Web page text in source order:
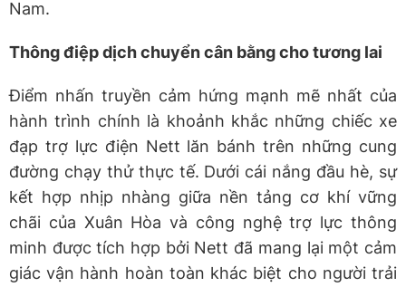
Nam.
Thông điệp dịch chuyển cân bằng cho tương lai
Điểm nhấn truyền cảm hứng mạnh mẽ nhất của
hành trình chính là khoảnh khắc những chiếc xe
đạp trợ lực điện Nett lăn bánh trên những cung
đường chạy thử thực tế. Dưới cái nắng đầu hè, sự
kết hợp nhịp nhàng giữa nền tảng cơ khí vững
chãi của Xuân Hòa và công nghệ trợ lực thông
minh được tích hợp bởi Nett đã mang lại một cảm
giác vận hành hoàn toàn khác biệt cho người trải